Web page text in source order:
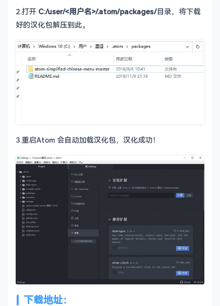
2.打开 C:/user/<用户名>/.atom/packages/目录，将下载
好的汉化包解压到此。
3.重启Atom 会自动加载汉化包，汉化成功！
下载地址：